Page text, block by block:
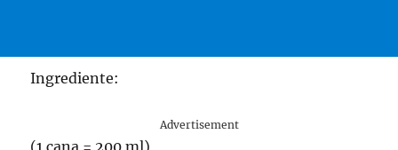
Ingrediente:
Advertisement